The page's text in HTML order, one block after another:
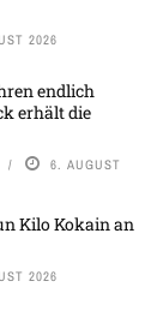
2026
endlich
erhält die
6. AUGUST
Kilo Kokain an
2026